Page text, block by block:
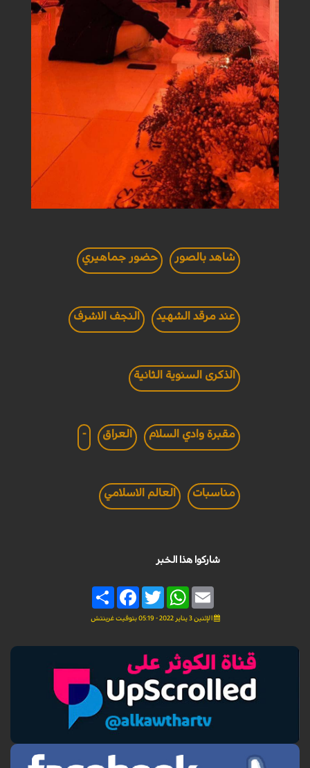
شاهد بالصور حضور جماهيري
عند مرقد الشهيد النجف الاشرف
الذكرى السنوية الثانية
مقبرة وادي السلام العراق -
مناسبات العالم الاسلامي
شاركوا هذا الخبر
Share
FacebookTwitter
WhatsAppEmail
الإثنين 3 يناير 2022 - 05:19 بتوقيت غرينتش